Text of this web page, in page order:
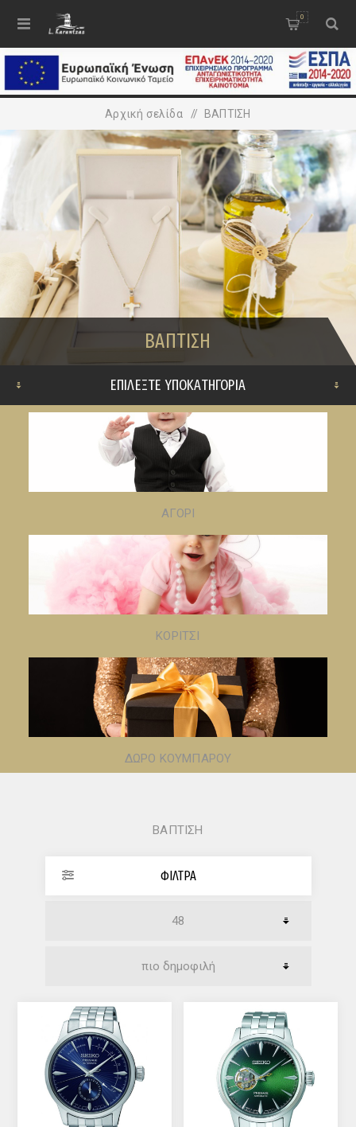
0
Αρχική σελίδα / ΒΑΠΤΙΣΗ
ΒΑΠΤΙΣΗ
ΕΠΙΛΈΞΤΕ ΥΠΟΚΑΤΗΓΟΡΊΑ
ΑΓΟΡΙ
ΚΟΡΙΤΣΙ
ΔΩΡΟ ΚΟΥΜΠΑΡΟΥ
ΒΑΠΤΙΣΗ
ΦΊΛΤΡΑ